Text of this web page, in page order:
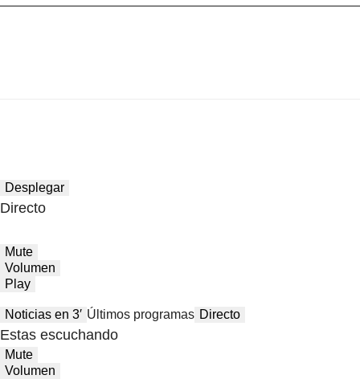
Desplegar
Directo
Mute
Volumen
Play
Noticias en 3′ Últimos programas Directo
Estas escuchando
Mute
Volumen